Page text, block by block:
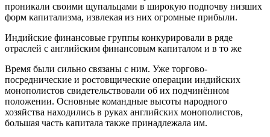
проникали своими щупальцами в широкую подпочву низших
форм капитализма, извлекая из них огромные прибыли.
Индийские финансовые группы конкурировали в ряде
отраслей с английским финансовым капиталом и в то же
Время были сильно связаны с ним. Уже торгово-
посреднические и ростовщические операции индийских
монополистов свидетельствовали об их подчинённом
положении. Основные командные высоты народного
хозяйства находились в руках английских монополистов,
большая часть капитала также принадлежала им.